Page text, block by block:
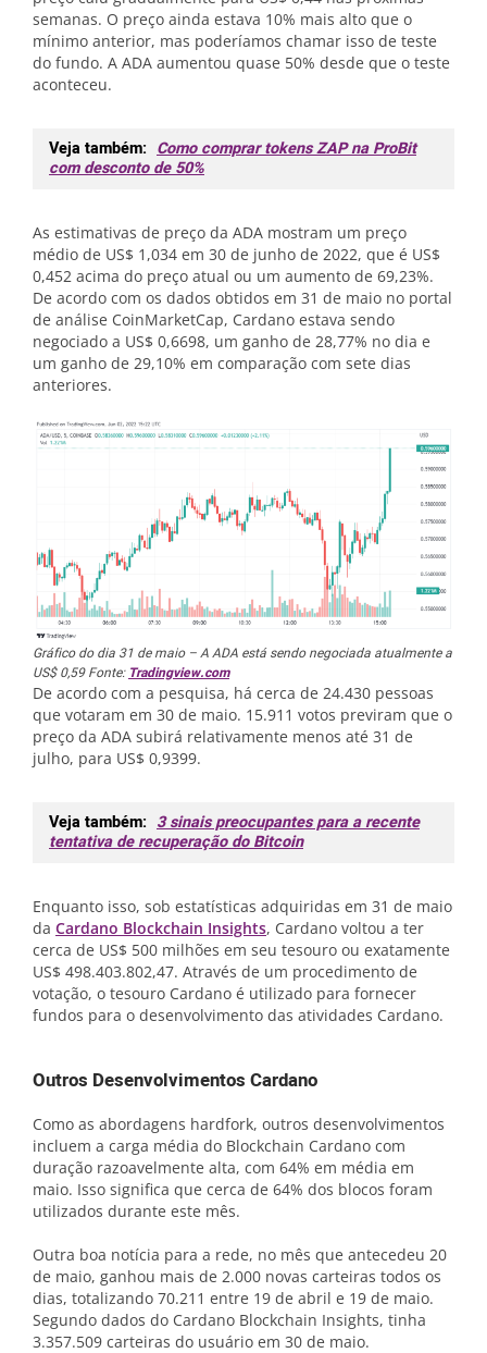
semanas. O preço ainda estava 10% mais alto que o
mínimo anterior, mas poderíamos chamar isso de teste
do fundo. A ADA aumentou quase 50% desde que o teste
aconteceu.
Veja também: Como comprar tokens ZAP na ProBit
com desconto de 50%
As estimativas de preço da ADA mostram um preço
médio de US$ 1,034 em 30 de junho de 2022, que é US$
0,452 acima do preço atual ou um aumento de 69,23%.
De acordo com os dados obtidos em 31 de maio no portal
de análise CoinMarketCap, Cardano estava sendo
negociado a US$ 0,6698, um ganho de 28,77% no dia e
um ganho de 29,10% em comparação com sete dias
anteriores.
Gráfico do dia 31 de maio – A ADA está sendo negociada atualmente a
US$ 0,59 Fonte: Tradingview.com
De acordo com a pesquisa, há cerca de 24.430 pessoas
que votaram em 30 de maio. 15.911 votos previram que o
preço da ADA subirá relativamente menos até 31 de
julho, para US$ 0,9399.
Veja também: 3 sinais preocupantes para a recente
tentativa de recuperação do Bitcoin
Enquanto isso, sob estatísticas adquiridas em 31 de maio
da Cardano Blockchain Insights, Cardano voltou a ter
cerca de US$ 500 milhões em seu tesouro ou exatamente
US$ 498.403.802,47. Através de um procedimento de
votação, o tesouro Cardano é utilizado para fornecer
fundos para o desenvolvimento das atividades Cardano.
Outros Desenvolvimentos Cardano
Como as abordagens hardfork, outros desenvolvimentos
incluem a carga média do Blockchain Cardano com
duração razoavelmente alta, com 64% em média em
maio. Isso significa que cerca de 64% dos blocos foram
utilizados durante este mês.
Outra boa notícia para a rede, no mês que antecedeu 20
de maio, ganhou mais de 2.000 novas carteiras todos os
dias, totalizando 70.211 entre 19 de abril e 19 de maio.
Segundo dados do Cardano Blockchain Insights, tinha
3.357.509 carteiras do usuário em 30 de maio.